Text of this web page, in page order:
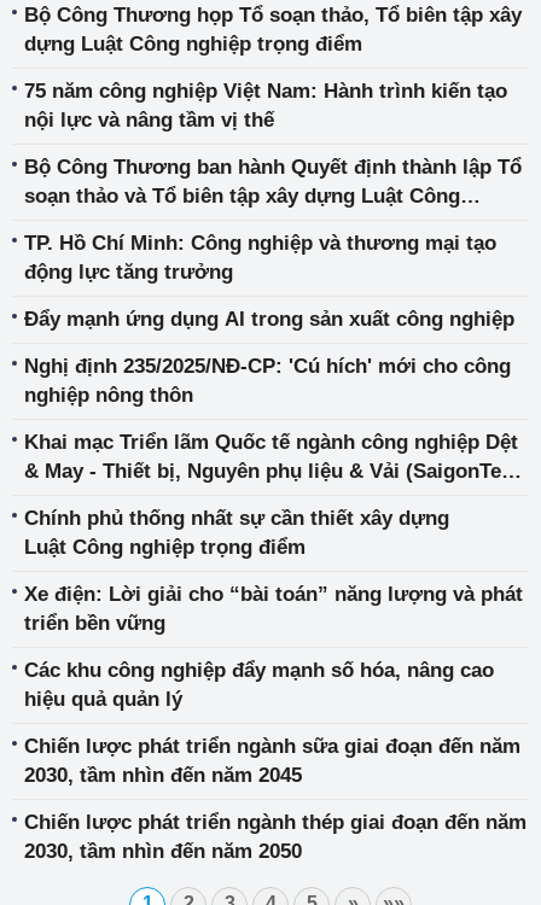
Bộ Công Thương họp Tổ soạn thảo, Tổ biên tập xây
dựng Luật Công nghiệp trọng điểm
75 năm công nghiệp Việt Nam: Hành trình kiến tạo
nội lực và nâng tầm vị thế
Bộ Công Thương ban hành Quyết định thành lập Tổ
soạn thảo và Tổ biên tập xây dựng Luật Công
TP. Hồ Chí Minh: Công nghiệp và thương mại tạo
động lực tăng trưởng
Đẩy mạnh ứng dụng AI trong sản xuất công nghiệp
Nghị định 235/2025/NĐ-CP: 'Cú hích' mới cho công
nghiệp nông thôn
Khai mạc Triển lãm Quốc tế ngành công nghiệp Dệt
& May - Thiết bị, Nguyên phụ liệu & Vải (SaigonTex -
Chính phủ thống nhất sự cần thiết xây dựng
Luật Công nghiệp trọng điểm
Xe điện: Lời giải cho “bài toán” năng lượng và phát
triển bền vững
Các khu công nghiệp đẩy mạnh số hóa, nâng cao
hiệu quả quản lý
Chiến lược phát triển ngành sữa giai đoạn đến năm
2030, tầm nhìn đến năm 2045
Chiến lược phát triển ngành thép giai đoạn đến năm
2030, tầm nhìn đến năm 2050